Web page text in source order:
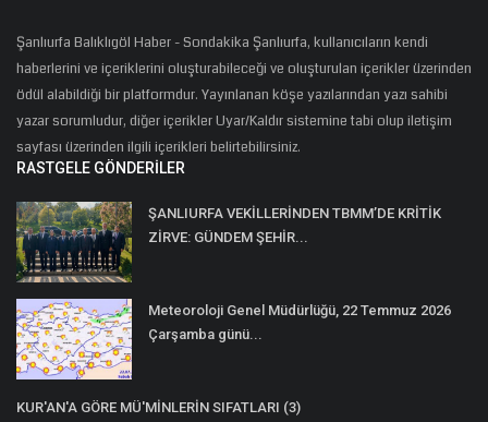
Şanlıurfa Balıklıgöl Haber - Sondakika Şanlıurfa, kullanıcıların kendi
haberlerini ve içeriklerini oluşturabileceği ve oluşturulan içerikler üzerinden
ödül alabildiği bir platformdur. Yayınlanan köşe yazılarından yazı sahibi
yazar sorumludur, diğer içerikler Uyar/Kaldır sistemine tabi olup iletişim
sayfası üzerinden ilgili içerikleri belirtebilirsiniz.
RASTGELE GÖNDERILER
ŞANLIURFA VEKİLLERİNDEN TBMM’DE KRİTİK
ZİRVE: GÜNDEM ŞEHİR...
Meteoroloji Genel Müdürlüğü, 22 Temmuz 2026
Çarşamba günü...
KUR'AN'A GÖRE MÜ'MİNLERİN SIFATLARI (3)